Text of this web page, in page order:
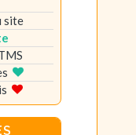
site